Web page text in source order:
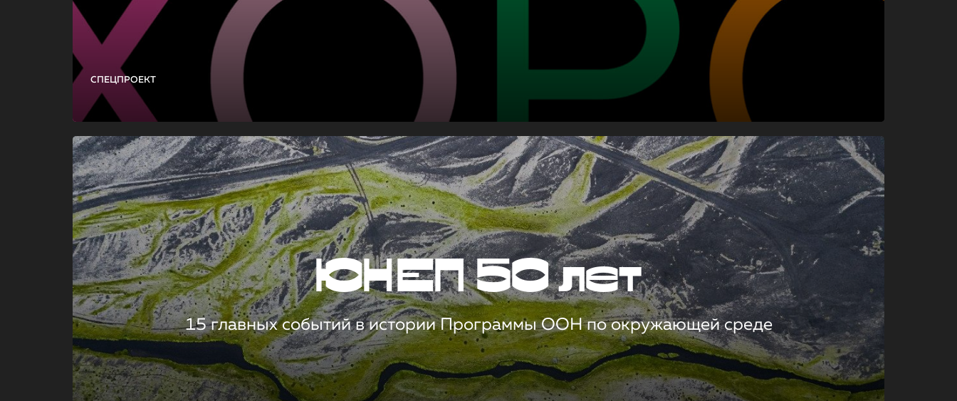
СПЕЦПРОЕКТ
ЮНЕП 50 лет
15 главных событий в истории Программы ООН по окружающей среде